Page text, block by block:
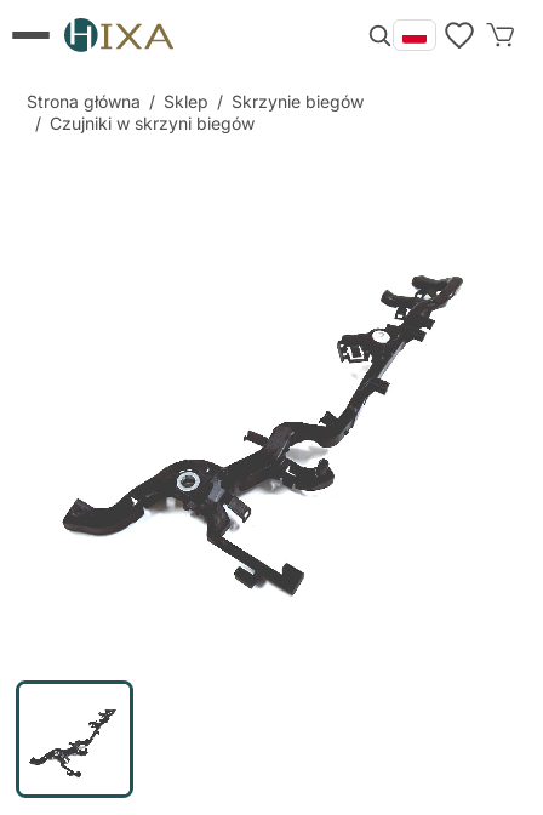
Strona główna / Sklep / Skrzynie biegów
/ Czujniki w skrzyni biegów